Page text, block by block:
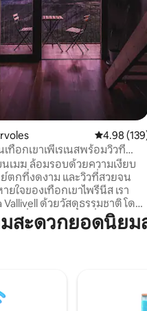
รีวิว
คะแนนเฉลี่
4.98
อกเขาเพีเรเนสพร้อมวิวที่
เมฆ ล้อมรอบด้วยความเงียบ
ตกที่งดงาม และวิวที่สวยจน
ใจของเทือกเขาไพรีนีส เรา
Vallivell ด้วยวัสดุธรรมชาติ โดยมี
ถนาที่จะสร้างสถานที่แห่งความ
เชื่อมโยงกับธรรมชาติ ตั้งอยู่ใน
ณ์แบบสำหรับการพักผ่อนหย่อน
ดเพลินกับธรรมชาติตลอดทั้งปี
สะดวกยอดนิย